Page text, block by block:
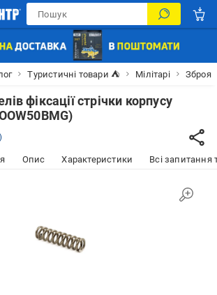
Туристичні товари ⛺ Мілітарі Зброя
фіксації стрічки корпусу
Опис Характеристики Всі запитання